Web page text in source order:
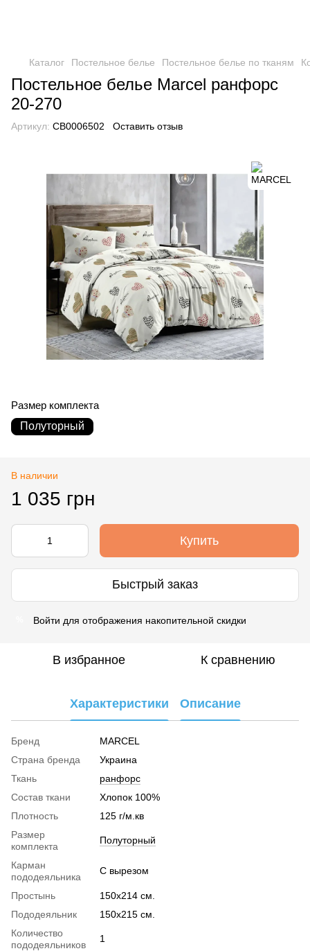
Каталог Постельное белье Постельное белье по тканям
Постельное белье Marcel ранфорс
20-270
Артикул: CB0006502 Оставить отзыв
Размер комплекта
Полуторный
В наличии
1 035 грн
Купить
Быстрый заказ
Войти для отображения накопительной скидки
В избранное К сравнению
Характеристики Описание
Бренд
MARCEL
Страна бренда
Украина
Ткань
ранфорс
Cостав ткани
Хлопок 100%
Плотность
125 г/м.кв
Размер
комплекта
Полуторный
Карман
пододеяльника
С вырезом
Простынь
150х214 см.
Пододеяльник
150х215 см.
Количество
пододеяльников
1